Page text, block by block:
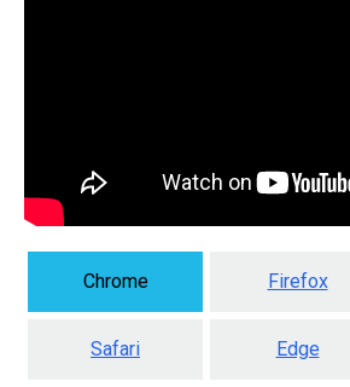
Chrome Firefox
Safari Edge